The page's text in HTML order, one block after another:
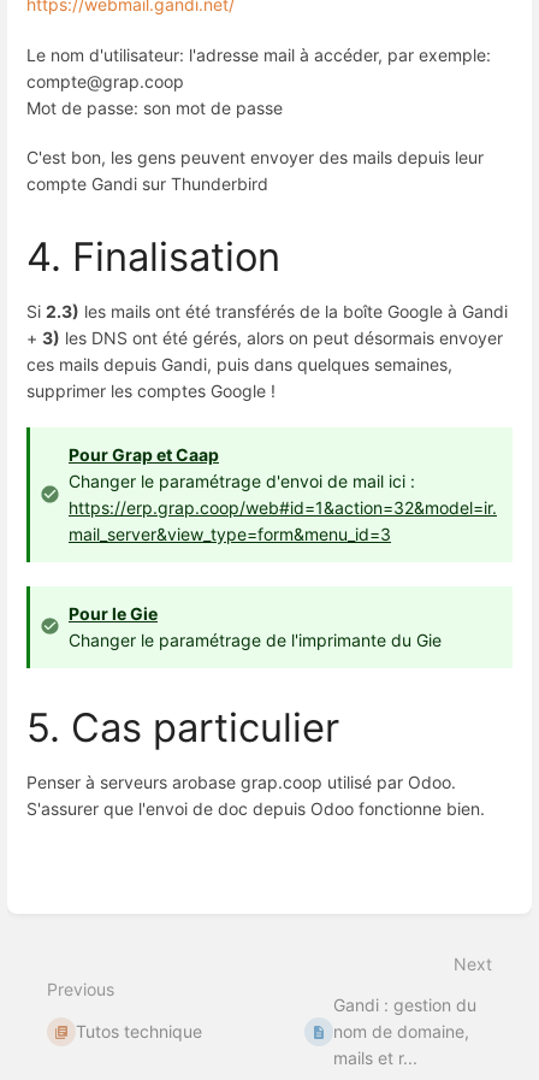
https://webmail.gandi.net/
Le nom d'utilisateur: l'adresse mail à accéder, par exemple:
compte@grap.coop
Mot de passe: son mot de passe
C'est bon, les gens peuvent envoyer des mails depuis leur
compte Gandi sur Thunderbird
4. Finalisation
Si 2.3) les mails ont été transférés de la boîte Google à Gandi
+ 3) les DNS ont été gérés, alors on peut désormais envoyer
ces mails depuis Gandi, puis dans quelques semaines,
supprimer les comptes Google !
Pour Grap et Caap
Changer le paramétrage d'envoi de mail ici :
https://erp.grap.coop/web#id=1&action=32&model=ir.
mail_server&view_type=form&menu_id=3
Pour le Gie
Changer le paramétrage de l'imprimante du Gie
5. Cas particulier
Penser à serveurs arobase grap.coop utilisé par Odoo.
S'assurer que l'envoi de doc depuis Odoo fonctionne bien.
Previous
Tutos technique
Next
Gandi : gestion du
nom de domaine,
mails et r...